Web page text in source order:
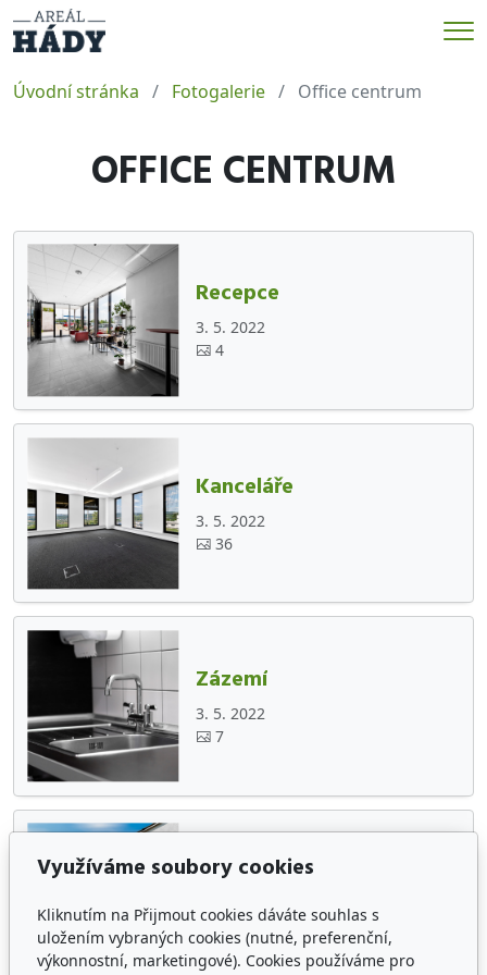
Úvodní stránka Fotogalerie Office centrum
OFFICE CENTRUM
Recepce
3. 5. 2022
4
Kanceláře
3. 5. 2022
36
Zázemí
3. 5. 2022
7
Terasa
3. 5. 2022
9
Využíváme soubory cookies
Kliknutím na Přijmout cookies dáváte souhlas s
uložením vybraných cookies (nutné, preferenční,
výkonnostní, marketingové). Cookies používáme pro